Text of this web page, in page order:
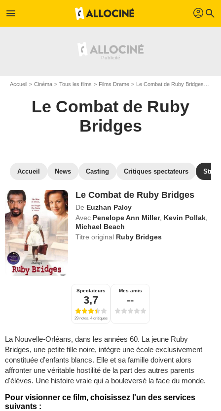
menu profil search
Accueil Cinéma Tous les films Films Drame Le Combat de Ruby Bridges
Le Combat de Ruby
Bridges
Accueil News Casting Critiques spectateurs
Le Combat de Ruby Bridges
De Euzhan Palcy
Avec Penelope Ann Miller, Kevin Pollak
Michael Beach
Titre original Ruby Bridges
Spectateurs
3,7
29 notes, 4 critiques
Mes amis
--
La Nouvelle-Orléans, dans les années 60. La jeune Ruby
Bridges, une petite fille noire, intègre une école exclusivement
constituée d'enfants blancs. Elle et sa famille doivent alors
affronter une véritable hostilité de la part des autres parents
d'élèves. Une histoire vraie qui a bouleversé la face du monde.
Pour visionner ce film, choisissez l'un des services
suivants :